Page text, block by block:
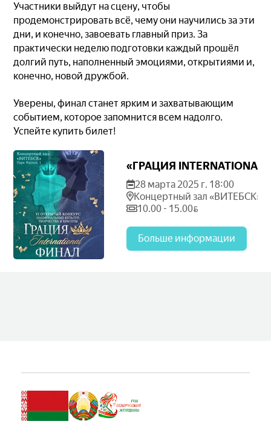
Участники выйдут на сцену, чтобы
продемонстрировать всё, чему они научились за эти
дни, и конечно, завоевать главный приз. За
практически неделю подготовки каждый прошёл
долгий путь, наполненный эмоциями, открытиями и,
конечно, новой дружбой.
Уверены, финал станет ярким и захватывающим
событием, которое запомнится всем надолго.
Успейте купить билет!
«ГРАЦИЯ
28 марта 2025 г. 18:00
Концертный зал «ВИТЕБСК»
10.00 - 15.00BYN
Больше информации